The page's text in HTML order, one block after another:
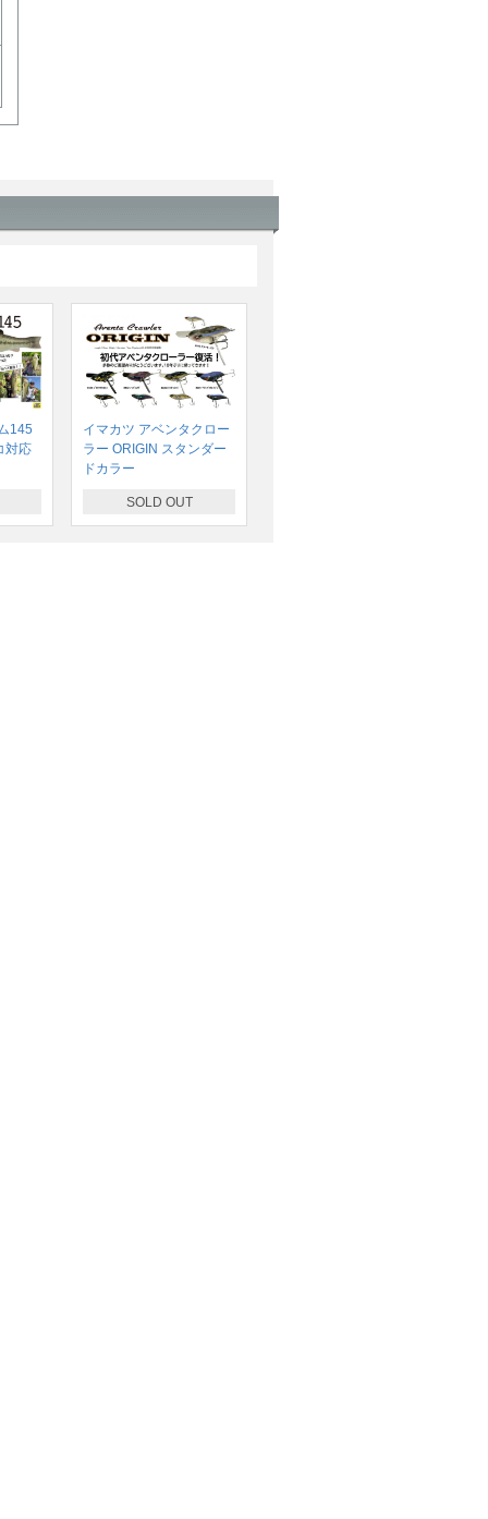
145
対応
イマカツ アベンタクロー
ラー ORIGIN スタンダー
ドカラー
SOLD OUT